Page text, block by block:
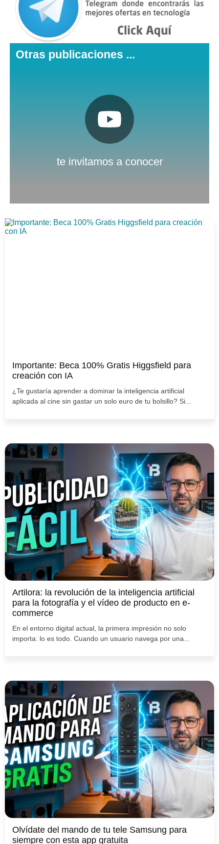
Otras publicaciones ...
te invitamos a conocer
Pulsa aquí
Importante: Beca 100% Gratis Higgsfield para
creación con IA
¿Te gustaría aprender a dominar la inteligencia artificial
aplicada al cine sin gastar un solo euro de tu bolsillo? Si...
Artilora: la revolución de la inteligencia artificial
para la fotografía y el vídeo de producto en e-
commerce
En el entorno digital actual, la primera impresión no solo
importa: lo es todo. Cuando un usuario navega por una...
Olvídate del mando de tu tele Samsung para
siempre con esta app gratuita